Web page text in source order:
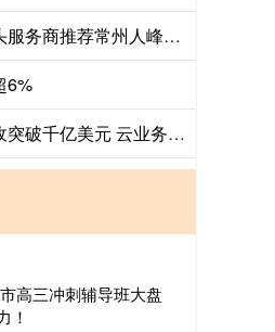
涨配资 碳化钨喷涂加工源头服务商推荐常州人峰，专业承接碳化钨热喷涂与表面强化，技术团队全程把控，保障涂层耐磨耐高温性能。
6%
楠希配资 Alphabet季度营收突破千亿美元 云业务加速
高三冲刺辅导班大盘
！